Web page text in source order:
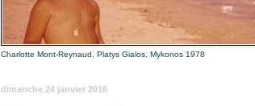
Charlotte Mont-Reynaud, Platys Gialos, Mykonos 1978
dimanche 24 janvier 2016